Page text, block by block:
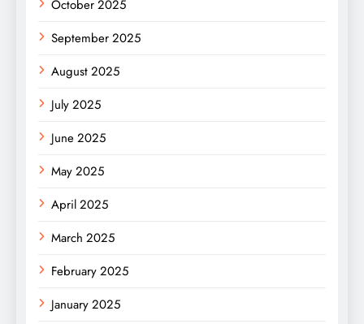
October 2025
September 2025
August 2025
July 2025
June 2025
May 2025
April 2025
March 2025
February 2025
January 2025